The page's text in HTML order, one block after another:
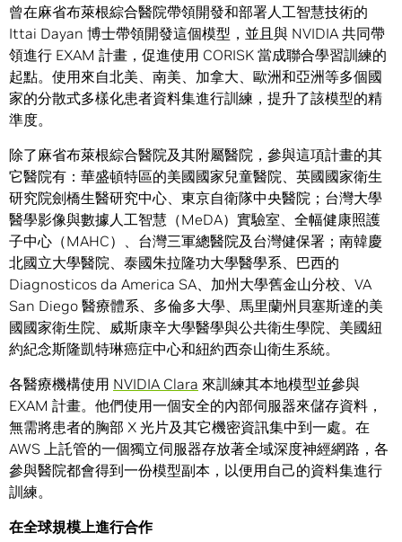
曾在麻省布萊根綜合醫院帶領開發和部署人工智慧技術的
Ittai Dayan 博士帶領開發這個模型，並且與 NVIDIA 共同帶
領進行 EXAM 計畫，促進使用 CORISK 當成聯合學習訓練的
起點。使用來自北美、南美、加拿大、歐洲和亞洲等多個國
家的分散式多樣化患者資料集進行訓練，提升了該模型的精
準度。
除了麻省布萊根綜合醫院及其附屬醫院，參與這項計畫的其
它醫院有：華盛頓特區的美國國家兒童醫院、英國國家衛生
研究院劍橋生醫研究中心、東京自衛隊中央醫院；台灣大學
醫學影像與數據人工智慧（MeDA）實驗室、全幅健康照護
子中心（MAHC）、台灣三軍總醫院及台灣健保署；南韓慶
北國立大學醫院、泰國朱拉隆功大學醫學系、巴西的
Diagnosticos da America SA、加州大學舊金山分校、VA
San Diego 醫療體系、多倫多大學、馬里蘭州貝塞斯達的美
國國家衛生院、威斯康辛大學醫學與公共衛生學院、美國紐
約紀念斯隆凱特琳癌症中心和紐約西奈山衛生系統。
各醫療機構使用 NVIDIA Clara 來訓練其本地模型並參與
EXAM 計畫。他們使用一個安全的內部伺服器來儲存資料，
無需將患者的胸部 X 光片及其它機密資訊集中到一處。在
AWS 上託管的一個獨立伺服器存放著全域深度神經網路，各
參與醫院都會得到一份模型副本，以便用自己的資料集進行
訓練。
在全球規模上進行合作